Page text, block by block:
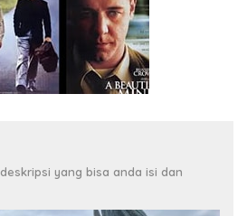
yang bisa anda isi dan